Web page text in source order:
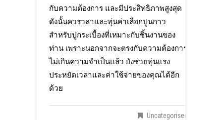
กับความต้องการ และมีประสิทธิภาพสูงสุด
ดังนั้นควรวลาและทุ่นค่าเลือกปูนกาว
สำหรับปูกระเบื้องที่เหมาะกับชิ้นงานของ
ท่าน เพราะนอกจากจะตรงกับความต้องการ
ไม่เกินความจำเป็นแล้ว ยังช่วยทุ่นแรง
ประหยัดเวลาและค่าใช้จ่ายของคุณได้อีก
ด้วย
Uncategorised